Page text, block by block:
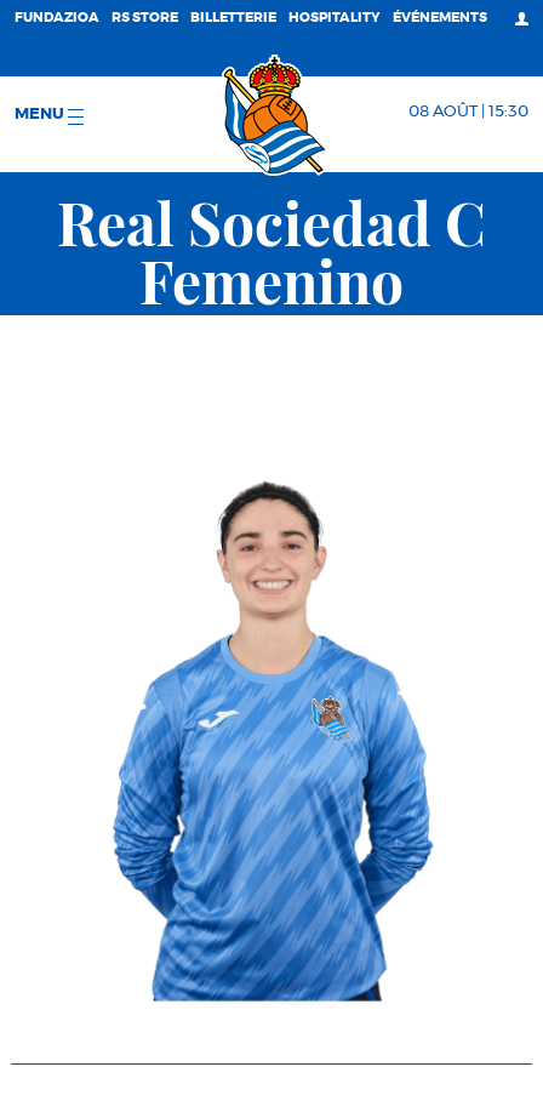
FUNDAZIOA RS STORE BILLETTERIE HOSPITALITY ÉVÉNEMENTS
MENU 08 AOÛT | 15:30
Real Sociedad C
Femenino